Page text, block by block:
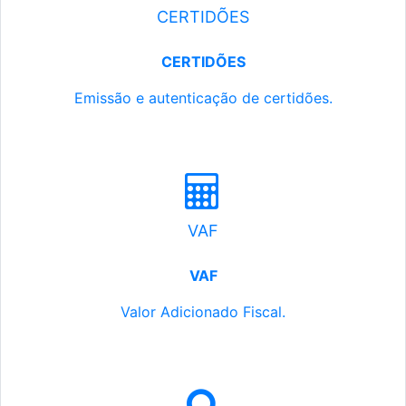
CERTIDÕES
CERTIDÕES
Emissão e autenticação de certidões.
VAF
VAF
Valor Adicionado Fiscal.